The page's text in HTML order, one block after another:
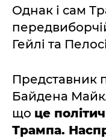
Однак і сам
Гейлі та
Представник
Байдена
що це
Трампа.